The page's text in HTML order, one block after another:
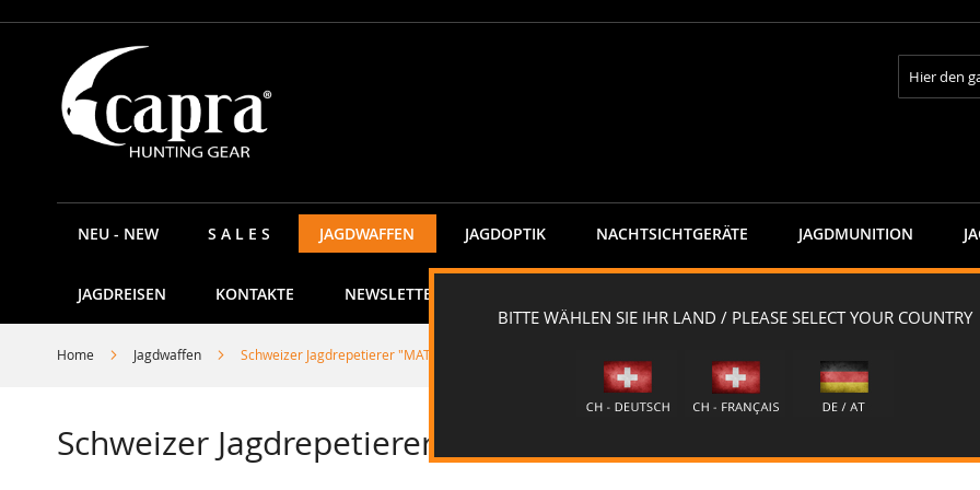
Direkt
Inhalt
Suche
NEU - NEW S A L E S JAGDWAFFEN JAGDOPTIK NACHTSICHTGERÄTE JAGDMUNITION
JAGDREISEN KONTAKTE NEWSLETTER
Home Jagdwaffen Schweizer Jagdrepetierer "MATTERHORN"
Schweizer Jagdrepetierer "MATTERHORN"